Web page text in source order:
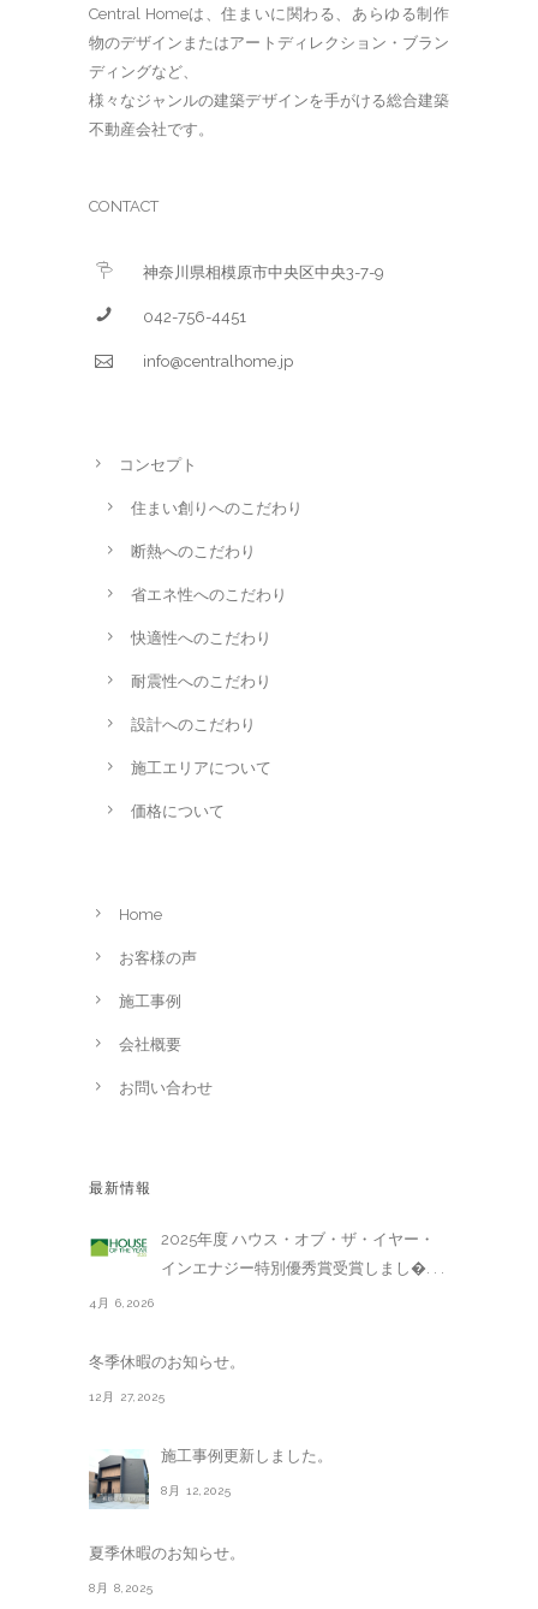
Central Homeは、住まいに関わる、あらゆる制作
物のデザインまたはアートディレクション・ブラン
ディングなど、
様々なジャンルの建築デザインを手がける総合建築
不動産会社です。
CONTACT
神奈川県相模原市中央区中央3-7-9
042-756-4451
info@centralhome.jp
コンセプト
住まい創りへのこだわり
断熱へのこだわり
省エネ性へのこだわり
快適性へのこだわり
耐震性へのこだわり
設計へのこだわり
施工エリアについて
価格について
Home
お客様の声
施工事例
会社概要
お問い合わせ
最新情報
2025年度 ハウス・オブ・ザ・イヤー・
インエナジー特別優秀賞受賞しまし�. . .
4月 6,2026
冬季休暇のお知らせ。
12月 27,2025
施工事例更新しました。
8月 12,2025
夏季休暇のお知らせ。
8月 8,2025